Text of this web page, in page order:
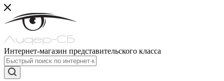
Интернет-магазин представительского класса